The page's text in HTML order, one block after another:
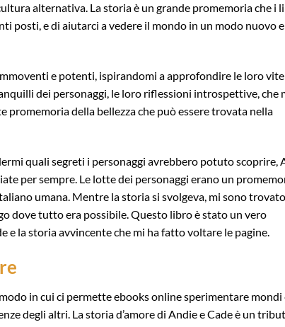
alternativa. La storia è un grande promemoria che i
posti, e di aiutarci a vedere il mondo in un modo nuovo e
e potenti, ispirandomi a approfondire le loro
dei personaggi, le loro riflessioni introspettive, che
della bellezza che può essere trovata nella
quali segreti i personaggi avrebbero potuto scoprire,
per sempre. Le lotte dei personaggi erano un
umana. Mentre la storia si svolgeva, mi sono trovato
dove tutto era possibile. Questo libro è stato un vero
e la storia avvincente che mi ha fatto voltare le pagine.
in cui ci permette ebooks online sperimentare mondi
degli altri. La storia d’amore di Andie e Cade è un